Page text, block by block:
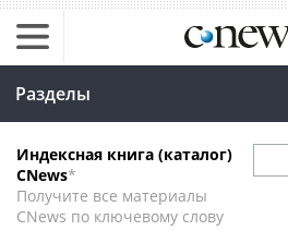
Разделы
Индексная книга (каталог)
CNews*
Получите все материалы
CNews по ключевому слову